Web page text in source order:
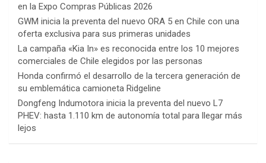
en la Expo Compras Públicas 2026
GWM inicia la preventa del nuevo ORA 5 en Chile con una
oferta exclusiva para sus primeras unidades
La campaña «Kia In» es reconocida entre los 10 mejores
comerciales de Chile elegidos por las personas
Honda confirmó el desarrollo de la tercera generación de
su emblemática camioneta Ridgeline
Dongfeng Indumotora inicia la preventa del nuevo L7
PHEV: hasta 1.110 km de autonomía total para llegar más
lejos